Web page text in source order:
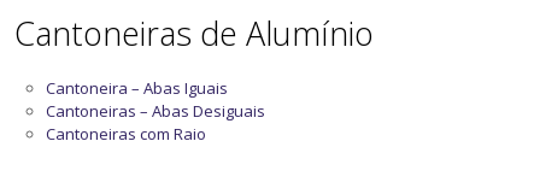
Cantoneiras de Alumínio
Cantoneira – Abas Iguais
Cantoneiras – Abas Desiguais
Cantoneiras com Raio